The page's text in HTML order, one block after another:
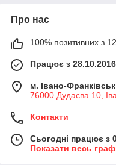
Про нас
100% позитивних з
Працює з 28.10.2016
м. Івано-Франківськ
76000 Дудаєва 10,
Контакти
Сьогодні працює з
Показати весь